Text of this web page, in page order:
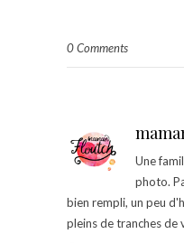
0 Comments
Une
photo.
bien rempli, un peu
pleins de tranches de